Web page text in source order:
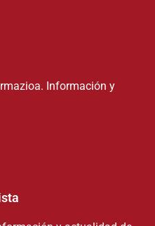
Información y